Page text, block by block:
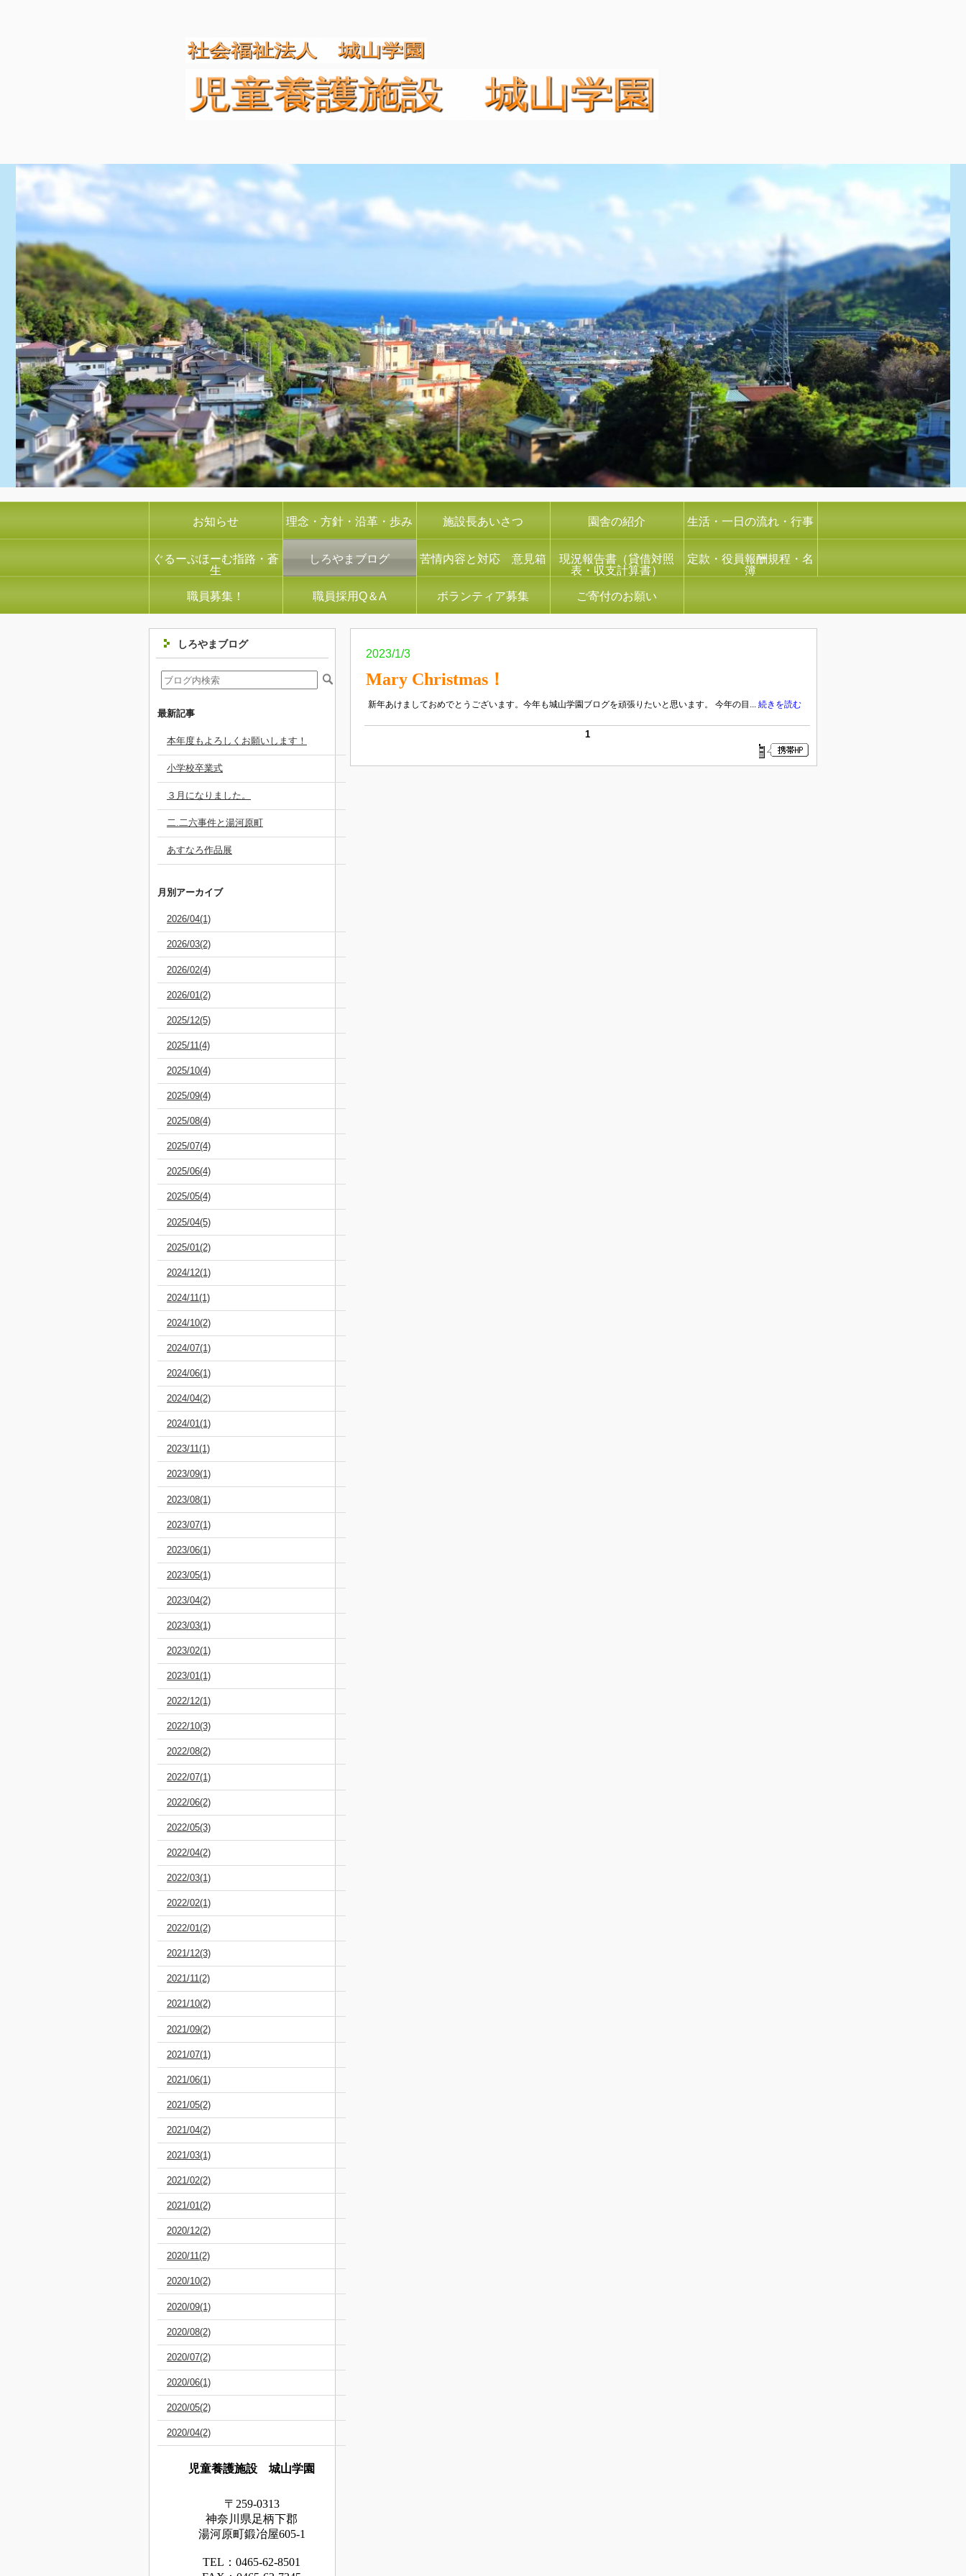
お知らせ 理念・方針・沿革・歩み 施設長あいさつ 園舎の紹介 生活・一日の流れ・行事
ぐるーぷほーむ指路・蒼
生
しろやまブログ 苦情内容と対応 意見箱
現況報告書（貸借対照
表・収支計算書）
定款・役員報酬規程・名
簿
職員募集！ 職員採用Q＆A ボランティア募集 ご寄付のお願い
しろやまブログ
最新記事
本年度もよろしくお願いします！
小学校卒業式
３月になりました。
二.二六事件と湯河原町
あすなろ作品展
月別アーカイブ
2026/04(1)
2026/03(2)
2026/02(4)
2026/01(2)
2025/12(5)
2025/11(4)
2025/10(4)
2025/09(4)
2025/08(4)
2025/07(4)
2025/06(4)
2025/05(4)
2025/04(5)
2025/01(2)
2024/12(1)
2024/11(1)
2024/10(2)
2024/07(1)
2024/06(1)
2024/04(2)
2024/01(1)
2023/11(1)
2023/09(1)
2023/08(1)
2023/07(1)
2023/06(1)
2023/05(1)
2023/04(2)
2023/03(1)
2023/02(1)
2023/01(1)
2022/12(1)
2022/10(3)
2022/08(2)
2022/07(1)
2022/06(2)
2022/05(3)
2022/04(2)
2022/03(1)
2022/02(1)
2022/01(2)
2021/12(3)
2021/11(2)
2021/10(2)
2021/09(2)
2021/07(1)
2021/06(1)
2021/05(2)
2021/04(2)
2021/03(1)
2021/02(2)
2021/01(2)
2020/12(2)
2020/11(2)
2020/10(2)
2020/09(1)
2020/08(2)
2020/07(2)
2020/06(1)
2020/05(2)
2020/04(2)
児童養護施設 城山学園
〒259-0313
神奈川県足柄下郡
湯河原町鍛冶屋605-1
TEL：0465‐62‐8501
2023/1/3
Mary Christmas！
新年あけましておめでとうございます。今年も城山学園ブログを頑張りたいと思います。 今年の目... 続きを読む
1